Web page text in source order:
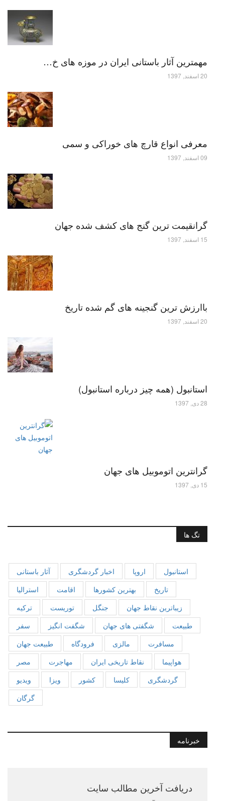
مهمترین آثار باستانی ایران در موزه های خ…
20 اسفند, 1397
معرفی انواع قارچ های خوراکی و سمی
09 اسفند, 1397
گرانقیمت ترین گنج های کشف شده جهان
15 اسفند, 1397
باارزش ترین گنجینه های گم شده تاریخ
20 اسفند, 1397
استانبول (همه چیز درباره استانبول)
28 دی, 1397
گرانترین اتوموبیل های جهان
15 دی, 1397
تگ ها
آثار باستانی اخبار گردشگری اروپا
استانبول
استرالیا
اقامت بهترین کشورها
تاریخ
ترکیه
توریست جنگل
زیباترین نقاط جهان
سفر
شگفت انگیز شگفتی های جهان
طبیعت
طبیعت جهان
فرودگاه مالزی
مسافرت
مصر
مهاجرت نقاط تاریخی ایران
هواپیما
ویدیو
ویزا کشور کلیسا
گردشگری
گرگان
خبرنامه
دریافت آخرین مطالب سایت